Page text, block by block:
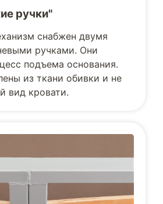
ручки"
снабжен двумя
ручками. Они
подъема основания.
из ткани обивки и не
вид кровати.